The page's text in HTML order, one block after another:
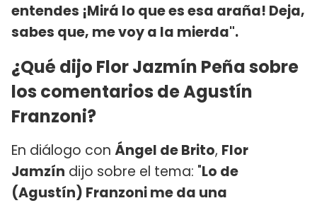
entendes ¡Mirá lo que es esa araña! Deja,
sabes que, me voy a la mierda".
¿Qué dijo Flor Jazmín Peña sobre
los comentarios de Agustín
Franzoni?
En diálogo con Ángel de Brito, Flor
Jamzín dijo sobre el tema: "Lo de
(Agustín) Franzoni me da una